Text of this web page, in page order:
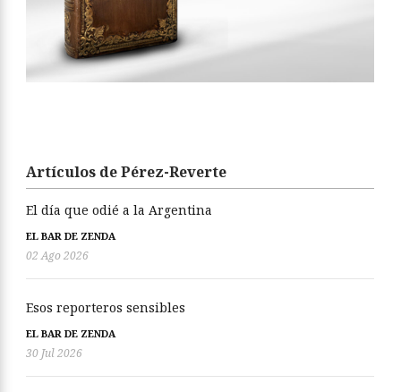
Artículos de Pérez-Reverte
El día que odié a la Argentina
EL BAR DE ZENDA
02 Ago 2026
Esos reporteros sensibles
EL BAR DE ZENDA
30 Jul 2026